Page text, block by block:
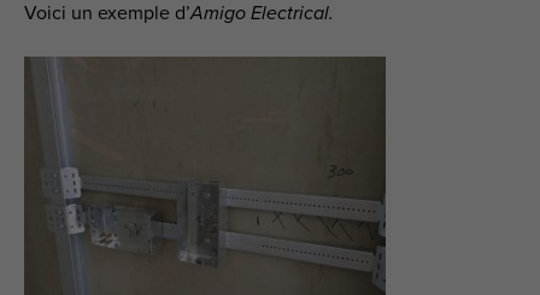
Voici un exemple d’Amigo Electrical.